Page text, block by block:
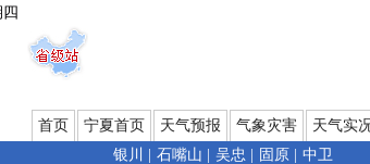
首页 宁夏首页 天气预报 气象灾害 天气实
银川
石嘴山 吴忠 固原 中卫